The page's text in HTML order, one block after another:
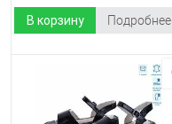
В корзину Подробнее